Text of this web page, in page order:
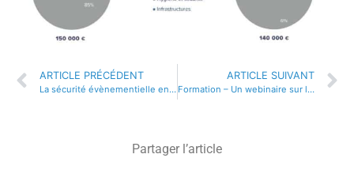
ARTICLE PRÉCÉDENT
La sécurité évènementielle entre procédure générale et spécificités de chaque manifestation
ARTICLE SUIVANT
Formation – Un webinaire sur la mise en place des mesures sanitaires en ERP
Partager l’article